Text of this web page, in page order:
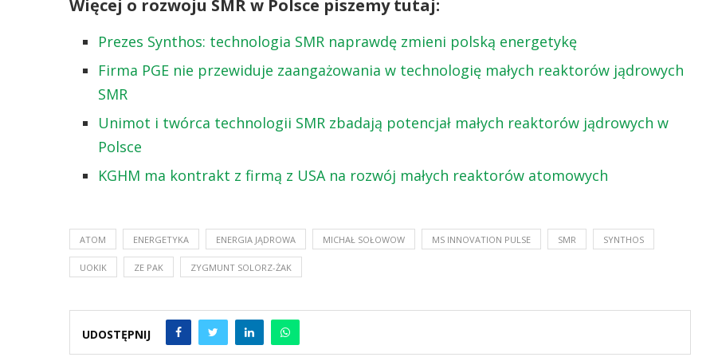
Więcej o rozwoju SMR w Polsce piszemy tutaj:
Prezes Synthos: technologia SMR naprawdę zmieni polską energetykę
Firma PGE nie przewiduje zaangażowania w technologię małych reaktorów jądrowych
SMR
Unimot i twórca technologii SMR zbadają potencjał małych reaktorów jądrowych w
Polsce
KGHM ma kontrakt z firmą z USA na rozwój małych reaktorów atomowych
ATOM ENERGETYKA ENERGIA JĄDROWA MICHAŁ SOŁOWOW MS INNOVATION PULSE SMR SYNTHOS
UOKIK ZE PAK ZYGMUNT SOLORZ-ŻAK
UDOSTĘPNIJ